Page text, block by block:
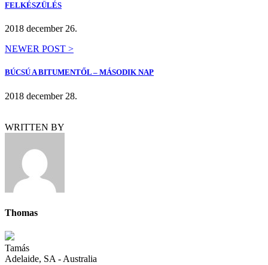
FELKÉSZÜLÉS
2018 december 26.
NEWER POST >
BÚCSÚ A BITUMENTŐL – MÁSODIK NAP
2018 december 28.
WRITTEN BY
Thomas
Tamás
Adelaide, SA - Australia